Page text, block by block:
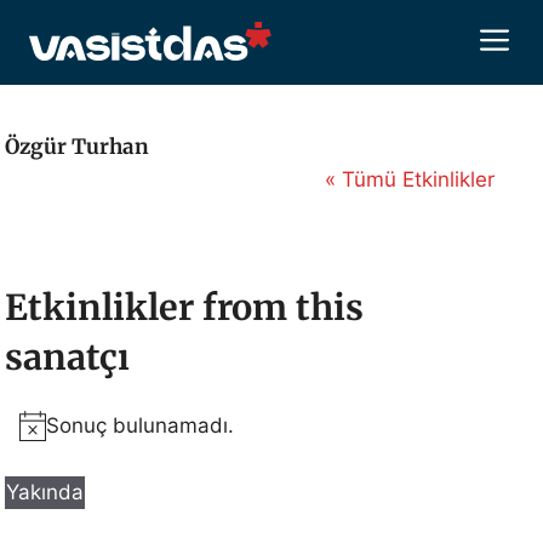
atla
Özgür Turhan
« Tümü Etkinlikler
Etkinlikler from this
sanatçı
N
o
t
Sonuç bulunamadı.
Yakında